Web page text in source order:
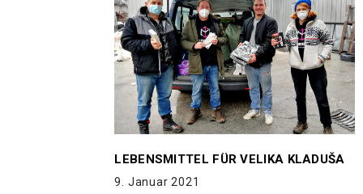
LEBENSMITTEL FÜR VELIKA KLADUŠA
9. Januar 2021